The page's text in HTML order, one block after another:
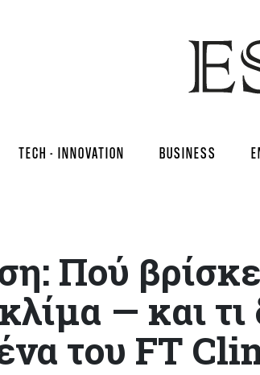
TECH - INNOVATION BUSINESS
Πού
— και
του FT